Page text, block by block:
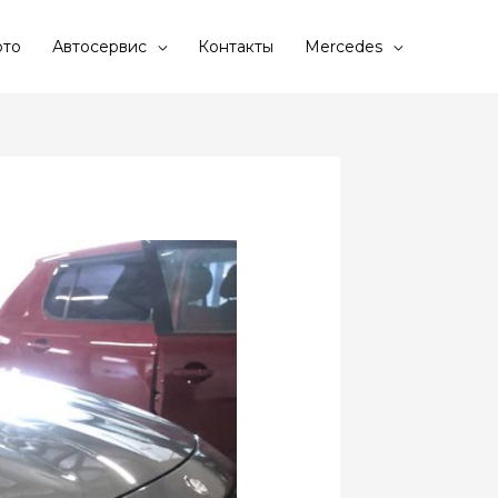
Автосервис Контакты Mercedes